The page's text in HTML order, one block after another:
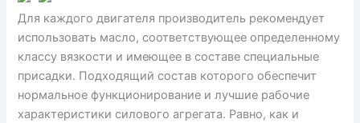
Для каждого двигателя производитель рекомендует
использовать масло, соответствующее определенному
классу вязкости и имеющее в составе специальные
присадки. Подходящий состав которого обеспечит
нормальное функционирование и лучшие рабочие
характеристики силового агрегата. Равно, как и